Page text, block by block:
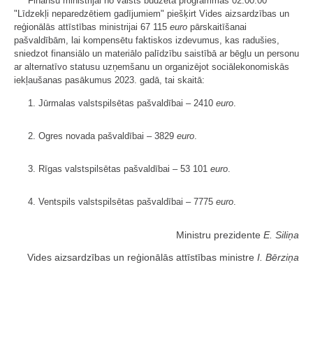
"Līdzekļi neparedzētiem gadījumiem" piešķirt Vides aizsardzības un
reģionālās attīstības ministrijai 67 115 euro pārskaitīšanai
pašvaldībām, lai kompensētu faktiskos izdevumus, kas radušies,
sniedzot finansiālo un materiālo palīdzību saistībā ar bēgļu un personu
ar alternatīvo statusu uzņemšanu un organizējot sociālekonomiskās
iekļaušanas pasākumus 2023. gadā, tai skaitā:
1. Jūrmalas valstspilsētas pašvaldībai – 2410 euro
2. Ogres novada pašvaldībai – 3829 euro
3. Rīgas valstspilsētas pašvaldībai – 53 101 euro
4. Ventspils valstspilsētas pašvaldībai – 7775 euro
Ministru prezidente E. Siliņa
Vides aizsardzības un reģionālās attīstības ministre I. Bērziņa